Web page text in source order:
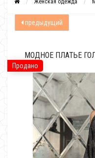
Женская одежда
предыдущий
Продано
МОДНОЕ ПЛАТЬЕ